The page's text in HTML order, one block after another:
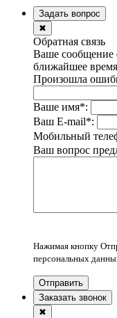
Задать вопрос
✖
Обратная связь
Ваше сообщение
ближайшее
Произошла
Ваше имя*:
Ваш E-mail*:
Мобильный
Ваш вопрос
Нажимая кнопку
персональных
Отправить
Заказать звонок
✖